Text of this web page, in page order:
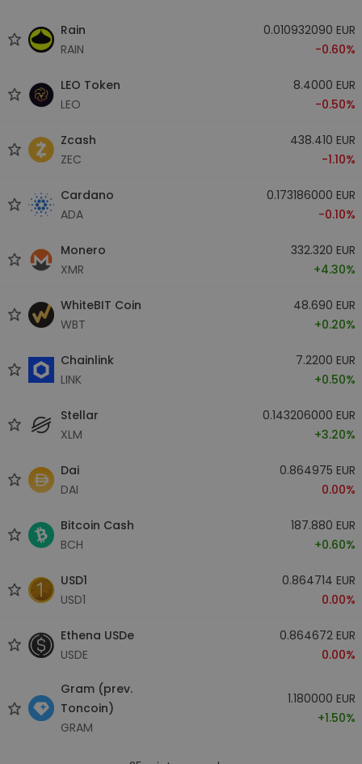
Rain
RAIN
0.010932090 EUR
-0.60%
LEO Token
LEO
8.4000 EUR
-0.50%
Zcash
ZEC
438.410 EUR
-1.10%
Cardano
ADA
0.173186000 EUR
-0.10%
Monero
XMR
332.320 EUR
+4.30%
WhiteBIT Coin
WBT
48.690 EUR
+0.20%
Chainlink
LINK
7.2200 EUR
+0.50%
Stellar
XLM
0.143206000 EUR
+3.20%
Dai
DAI
0.864975 EUR
0.00%
Bitcoin Cash
BCH
187.880 EUR
+0.60%
USD1
USD1
0.864714 EUR
0.00%
Ethena USDe
USDE
0.864672 EUR
0.00%
Gram (prev.
Toncoin)
GRAM
1.180000 EUR
+1.50%